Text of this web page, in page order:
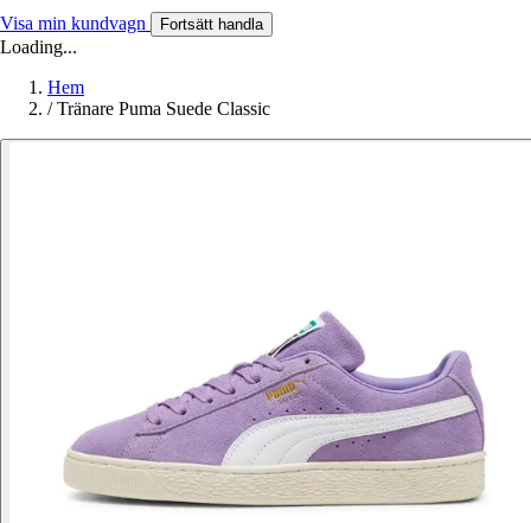
Visa min kundvagn Fortsätt handla
Loading...
Hem
/ Tränare Puma Suede Classic